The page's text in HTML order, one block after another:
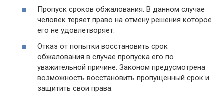
Пропуск сроков обжалования. В данном случае
человек теряет право на отмену решения которое
его не удовлетворяет.
Отказ от попытки восстановить срок
обжалования в случае пропуска его по
уважительной причине. Законом предусмотрена
возможность восстановить пропущенный срок и
защитить свои права.